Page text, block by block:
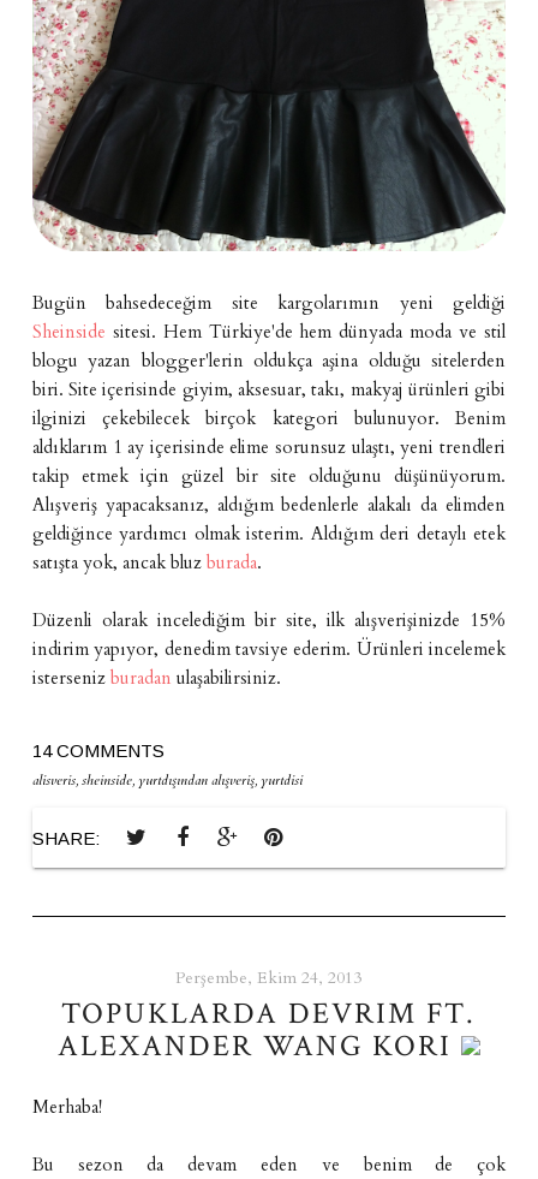
Bugün bahsedeceğim site kargolarımın yeni geldiği
Sheinside sitesi. Hem Türkiye'de hem dünyada moda ve stil
blogu yazan blogger'lerin oldukça aşina olduğu sitelerden
biri. Site içerisinde giyim, aksesuar, takı, makyaj ürünleri gibi
ilginizi çekebilecek birçok kategori bulunuyor. Benim
aldıklarım 1 ay içerisinde elime sorunsuz ulaştı, yeni trendleri
takip etmek için güzel bir site olduğunu düşünüyorum.
Alışveriş yapacaksanız, aldığım bedenlerle alakalı da elimden
geldiğince yardımcı olmak isterim. Aldığım deri detaylı etek
satışta yok, ancak bluz burada.
Düzenli olarak incelediğim bir site, ilk alışverişinizde 15%
indirim yapıyor, denedim tavsiye ederim. Ürünleri incelemek
isterseniz buradan ulaşabilirsiniz.
14 COMMENTS
alisveris,sheinside,yurtdışından alışveriş,yurtdisi
SHARE:
Perşembe, Ekim 24, 2013
TOPUKLARDA DEVRIM FT.
ALEXANDER WANG KORI
Merhaba!
Bu sezon da devam eden ve benim de çok